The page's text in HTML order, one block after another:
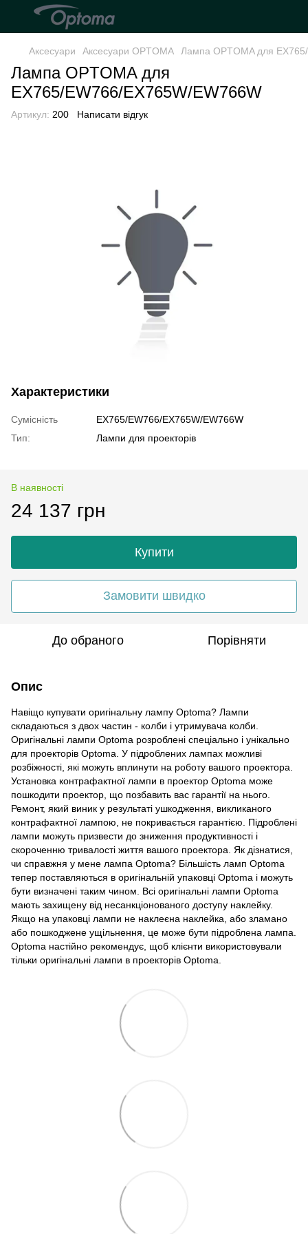
Аксесуари Аксесуари OPTOMA Лампа OPTOMA для
Лампа OPTOMA для
EX765/EW766/EX765W/EW766W
Артикул: 200 Написати відгук
Характеристики
Сумісність
EX765/EW766/EX765W/EW766W
Тип:
Лампи для проекторів
В наявності
24 137 грн
Купити
Замовити швидко
До обраного Порівняти
Опис
Навіщо купувати оригінальну лампу Optoma? Лампи
складаються з двох частин - колби і утримувача колби.
Оригінальні лампи Optoma розроблені спеціально і унікально
для проекторів Optoma. У підроблених лампах можливі
розбіжності, які можуть вплинути на роботу вашого проектора.
Установка контрафактної лампи в проектор Optoma може
пошкодити проектор, що позбавить вас гарантії на нього.
Ремонт, який виник у результаті ушкодження, викликаного
контрафактної лампою, не покривається гарантією. Підроблені
лампи можуть призвести до зниження продуктивності і
скороченню тривалості життя вашого проектора. Як дізнатися,
чи справжня у мене лампа Optoma? Більшість ламп Optoma
тепер поставляються в оригінальній упаковці Optoma і можуть
бути визначені таким чином. Всі оригінальні лампи Optoma
мають захищену від несанкціонованого доступу наклейку.
Якщо на упаковці лампи не наклеєна наклейка, або зламано
або пошкоджене ущільнення, це може бути підроблена лампа.
Optoma настійно рекомендує, щоб клієнти використовували
тільки оригінальні лампи в проекторів Optoma.